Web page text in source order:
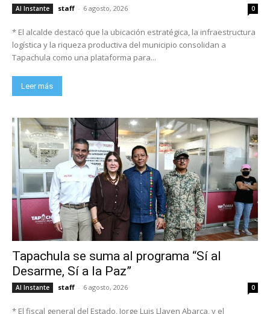
Al Instante staff - 6 agosto, 2026 0
* El alcalde destacó que la ubicación estratégica, la infraestructura
logística y la riqueza productiva del municipio consolidan a
Tapachula como una plataforma para...
Leer más
Tapachula se suma al programa “Sí al
Desarme, Sí a la Paz”
Al Instante staff - 6 agosto, 2026 0
* El fiscal general del Estado, Jorge Luis Llaven Abarca, y el